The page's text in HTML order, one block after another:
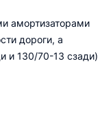
амортизаторами
дороги, а
и 130/70-13 сзади)